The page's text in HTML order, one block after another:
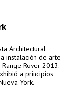
Architectural
instalación de arte
Rover 2013.
a principios
York.